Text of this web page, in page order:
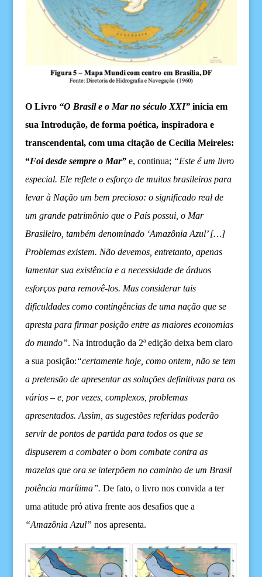
O Livro “O Brasil e o Mar no século XXI” inicia em
sua Introdução, de forma poética, inspiradora e
transcendental, com uma citação de Cecília Meireles:
“Foi desde sempre o Mar” e, continua; “Este é um livro
especial. Ele reflete o esforço de muitos brasileiros para
levar à Nação um bem precioso: o significado real de
um grande patrimônio que o País possui, o Mar
Brasileiro, também denominado ‘Amazônia Azul’[…]
Problemas existem. Não devemos, entretanto, apenas
lamentar sua existência e a necessidade de árduos
esforços para removê-los. Mas considerar tais
dificuldades como contingências de uma nação que se
apresta para firmar posição entre as maiores economias
do mundo”. Na introdução da 2ª edição deixa bem claro
a sua posição:“certamente hoje, como ontem, não se tem
a pretensãode apresentar as soluções definitivas para os
vários – e, por vezes, complexos, problemas
apresentados. Assim, as sugestõesreferidas poderão
servir de pontos de partida para todosos que se
dispuserem a combater o bom combate contra as
mazelas que ora se interpõem no caminho de um Brasil
potência marítima”. De fato, o livro nos convida a ter
uma atitude pró ativa frente aos desafios que a
“Amazônia Azul” nos apresenta.